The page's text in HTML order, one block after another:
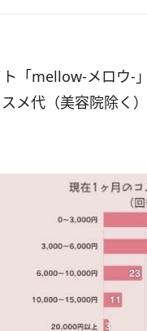
「mellow-メロウ-
メ代（美容院除く